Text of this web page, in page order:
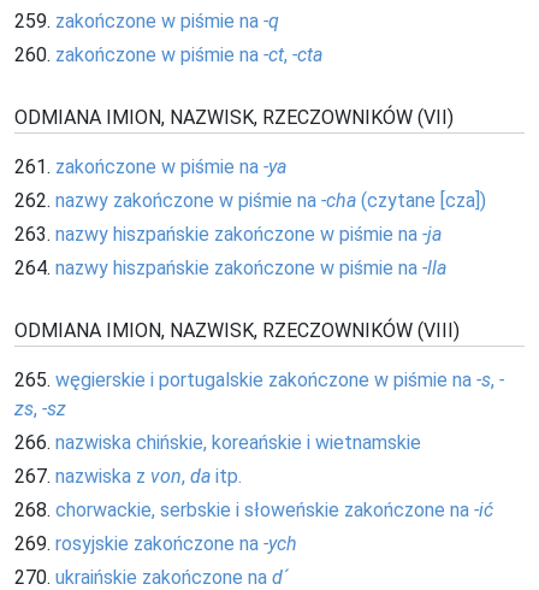
259. zakończone w piśmie na -q
260. zakończone w piśmie na -ct, -cta
ODMIANA IMION, NAZWISK, RZECZOWNIKÓW (VII)
261. zakończone w piśmie na -ya
262. nazwy zakończone w piśmie na -cha (czytane [cza])
263. nazwy hiszpańskie zakończone w piśmie na -ja
264. nazwy hiszpańskie zakończone w piśmie na -lla
ODMIANA IMION, NAZWISK, RZECZOWNIKÓW (VIII)
265. węgierskie i portugalskie zakończone w piśmie na -s, -
zs, -sz
266. nazwiska chińskie, koreańskie i wietnamskie
267. nazwiska z von, da itp.
268. chorwackie, serbskie i słoweńskie zakończone na -ić
269. rosyjskie zakończone na -ych
270. ukraińskie zakończone na d´